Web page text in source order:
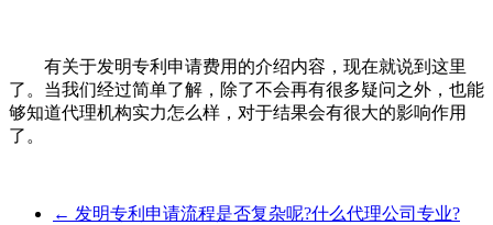
有关于发明专利申请费用的介绍内容，现在就说到这里
了。当我们经过简单了解，除了不会再有很多疑问之外，也能
够知道代理机构实力怎么样，对于结果会有很大的影响作用
了。
← 发明专利申请流程是否复杂呢?什么代理公司专业?